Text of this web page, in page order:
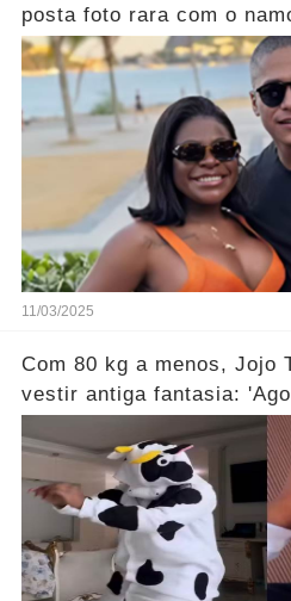
posta foto rara com o
11/03/2025
Com 80 kg a menos, Jojo
vestir antiga fantasia: